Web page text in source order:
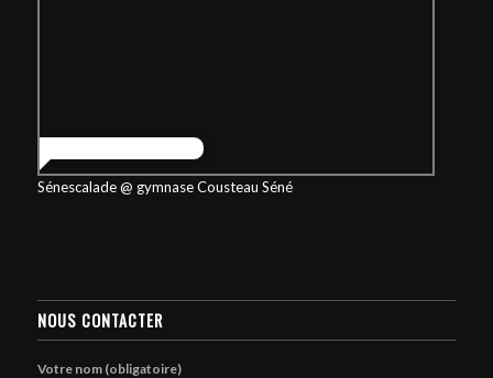
Sénescalade @ gymnase Cousteau Séné
NOUS CONTACTER
Votre nom (obligatoire)